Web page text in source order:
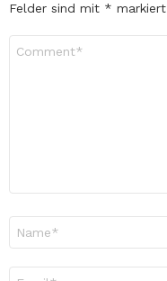
Felder sind mit * markiert